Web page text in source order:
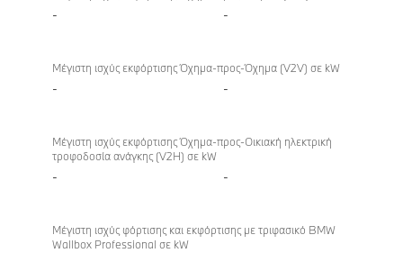
- -
Μέγιστη ισχύς εκφόρτισης Όχημα-προς-Όχημα (V2V) σε kW
- -
Μέγιστη ισχύς εκφόρτισης Όχημα-προς-Οικιακή ηλεκτρική
τροφοδοσία ανάγκης (V2H) σε kW
- -
Μέγιστη ισχύς φόρτισης και εκφόρτισης με τριφασικό BMW
Wallbox Professional σε kW